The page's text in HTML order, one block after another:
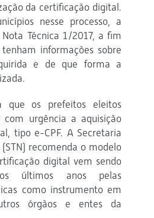
da certificação digital.
nesse processo, a
Técnica 1/2017, a fim
informações sobre
e de que forma a
que os prefeitos eleitos
com urgência a aquisição
tipo e-CPF. A Secretaria
recomenda o modelo
digital vem sendo
últimos anos pelas
como instrumento em
órgãos e entes da